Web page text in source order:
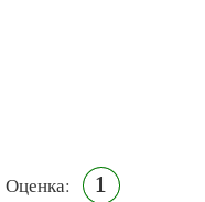
Оценка: 1